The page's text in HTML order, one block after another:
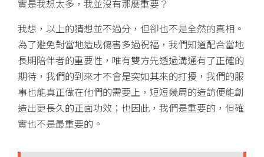
實是我想太多，我並沒有那麼重要？
我想，以上的猜想並不過分，但卻也不是全然的真相。
為了避免對當地造成傷害多過祝福，我們知道配合當地
長期陪伴者的重要性，唯有雙方先透過溝通有了正確的
期待，我們的到來才不會是突如其來的打擾，我們的服
事也能真正做在他們的需要上，短短幾周的造訪便能創
造出更長久的正面功效；也因此，我們是重要的，但確
實也不是最重要的。